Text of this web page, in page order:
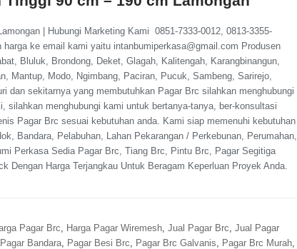
| Hubungi Marketing Kami 0851-7333-0012, 0813-3355-
ke email kami yaitu intanbumiperkasa@gmail.com Produsen
Bluluk, Brondong, Deket, Glagah, Kalitengah, Karangbinangun,
Mantup, Modo, Ngimbang, Paciran, Pucuk, Sambeng, Sarirejo,
dan sekitarnya yang membutuhkan Pagar Brc silahkan menghubungi
silahkan menghubungi kami untuk bertanya-tanya, ber-konsultasi
Pagar Brc sesuai kebutuhan anda. Kami siap memenuhi kebutuhan
Bandara, Pelabuhan, Lahan Pekarangan / Perkebunan, Perumahan,
Perkasa Sedia Pagar Brc, Tiang Brc, Pintu Brc, Pagar Segitiga
Dengan Harga Terjangkau Untuk Beragam Keperluan Proyek Anda.
Pagar Brc, Harga Pagar Wiremesh, Jual Pagar Brc, Jual Pagar
Pagar Bandara, Pagar Besi Brc, Pagar Brc Galvanis, Pagar Brc Murah,